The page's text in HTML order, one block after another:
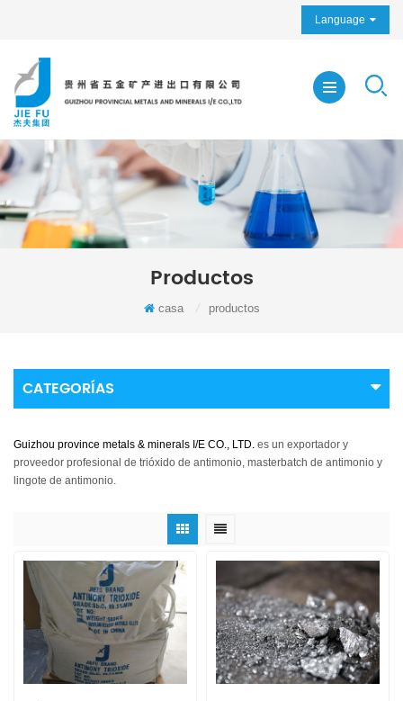
Language
Productos
casa productos
CATEGORÍAS
Guizhou province metals & minerals I/E CO., LTD. es un exportador y
proveedor profesional de trióxido de antimonio, masterbatch de antimonio y
lingote de antimonio.